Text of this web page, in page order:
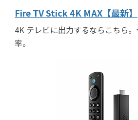
Fire TV Stick 4K MAX【最新】
4K テレビに出力するならこちら
率。